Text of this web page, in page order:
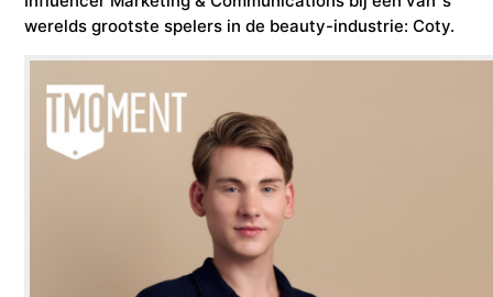
werelds grootste spelers in de beauty-industrie: Coty.